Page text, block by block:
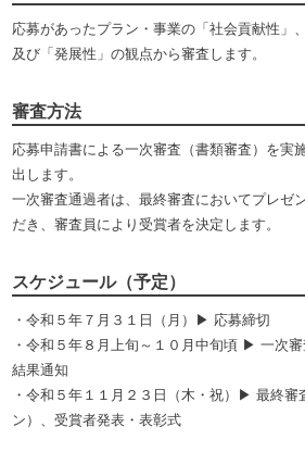
応募があったプラン・事業の「社会貢献性」
及び「発展性」の観点から審査します。
審査方法
応募申請書による一次審査（書類審査）を実
出します。
一次審査通過者は、最終審査においてプレゼ
だき、審査員により受賞者を決定します。
スケジュール（予定）
・令和５年７月３１日（月）▶ 応募締切
・令和５年８月上旬～１０月中旬頃 ▶ 一次
結果通知
・令和５年１１月２３日（木・祝）▶ 最終審
ン）、受賞者発表・表彰式